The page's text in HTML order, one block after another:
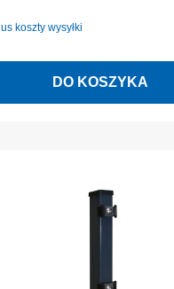
koszty wysyłki
DO KOSZYKA